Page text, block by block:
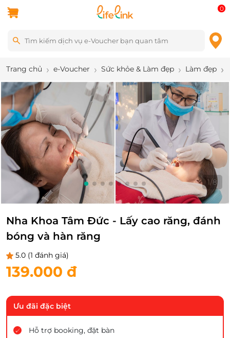
0
Trang chủ e-Voucher Sức khỏe & Làm đẹp Làm đẹp
2/8
Nha Khoa Tâm Đức - Lấy cao răng, đánh
bóng và hàn răng
5.0 (1 đánh giá)
139.000 đ
Ưu đãi đặc biệt
Hỗ trợ booking, đặt bàn